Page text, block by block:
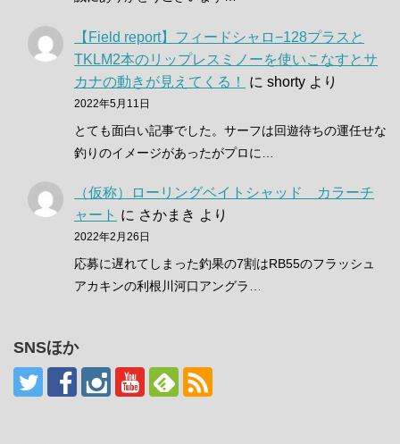
【Field report】フィードシャロ−128プラスと
TKLM2本のリップレスミノーを使いこなすとサ
カナの動きが見えてくる！
に shorty より
2022年5月11日
とても面白い記事でした。サーフは回遊待ちの運任せな
釣りのイメージがあったがプロに…
（仮称）ローリングベイトシャッド カラーチ
ャート に さかまき より
2022年2月26日
応募に遅れてしまった釣果の7割はRB55のフラッシュ
アカキンの利根川河口アングラ…
SNSほか